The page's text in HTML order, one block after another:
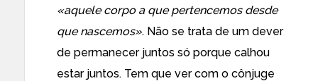
«aquele corpo a que pertencemos desde
que nascemos». Não se trata de um dever
de permanecer juntos só porque calhou
estar juntos. Tem que ver com o cônjuge